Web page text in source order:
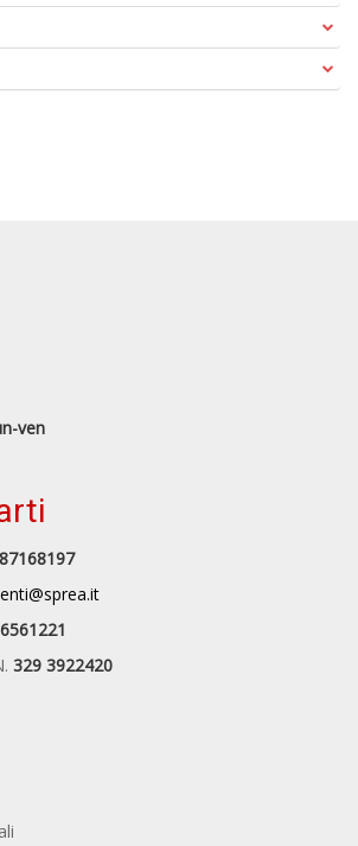
ven
329 3922420